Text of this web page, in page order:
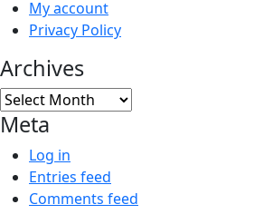
My account
Privacy Policy
Archives
Archives
Meta
Log in
Entries feed
Comments feed